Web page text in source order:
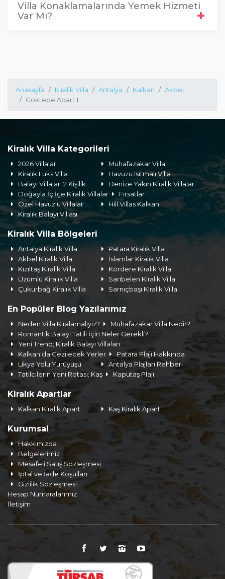
Villa Konaklamalarında Yemek Hizmeti
Var Mı?
Anasayfa Kiralık Villa Antalya Kalkan
Akbel
Göktepe Apart 1
Kiralık Villa Kategorileri
2026 Villaları
Muhafazakar Villa
Kiralık Lüks Villa
Havuzu Isıtmalı Villa
Balayı Villaları 2 Kişilik
Denize Yakın Kiralık Villalar
Doğayla İç İçe Kiralık Villalar
Fırsatlar
Özel Havuzlu Villalar
Hill Villas Kalkan
Kiralık Balayı Villası
Kiralık Villa Bölgeleri
Antalya Kiralık Villa
Patara Kiralık Villa
Akbel Kiralık Villa
İslamlar Kiralık Villa
Kızıltaş Kiralık Villa
Kördere Kiralık Villa
Üzümlü Kiralık Villa
Sarıbelen Kiralık Villa
Çukurbağ Kiralık Villa
Sarnıçbaşı Kiralık Villa
En Popüler Blog Yazılarımız
Neden Villa Kiralamalıyız?
Muhafazakar Villa Nedir?
Romantik Balayı Tatili İçin Neler Gerekli?
Yeni Trend; Kiralık Balayı Villaları
Kalkan'da Gezilecek Yerler
Patara Plajı Hakkında
Likya Yolu Yürüyüşü
Antalya Plajları Rehberi
Tatilcilerin Yeni Rotası; Kaş
Kaputaş Plajı
Kiralık Apartlar
Kalkan Kiralık Apart Kaş Kiralık Apart
Kurumsal
Hakkımızda
Belgelerimiz
Mesafeli Satış Sözleşmesi
İptal ve İade Koşulları
Gizlilik Sözleşmesi
Hesap Numaralarımız
İletişim